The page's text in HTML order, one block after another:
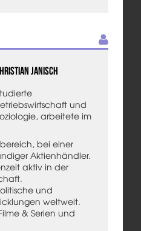
Janisch
und
arbeitete im
bei einer
Aktienhändler.
aktiv in der
und
weltweit.
& Serien und